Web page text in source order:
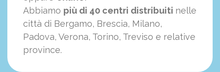
Abbiamo più di 40 centri distribuiti nelle
città di Bergamo, Brescia, Milano,
Padova, Verona, Torino, Treviso e relative
province.